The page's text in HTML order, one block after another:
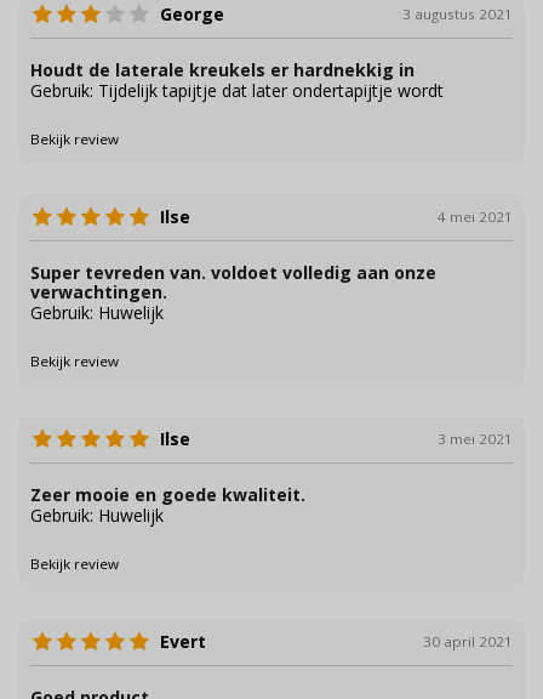
George 3 augustus 2021
Houdt de laterale kreukels er hardnekkig in
Gebruik: Tijdelijk tapijtje dat later ondertapijtje wordt
Bekijk review
Ilse 4 mei 2021
Super tevreden van. voldoet volledig aan onze
verwachtingen.
Gebruik: Huwelijk
Bekijk review
Ilse 3 mei 2021
Zeer mooie en goede kwaliteit.
Gebruik: Huwelijk
Bekijk review
Evert 30 april 2021